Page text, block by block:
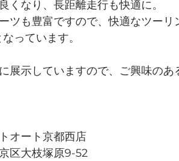
くなり、長距離走行も快適に。
ツも豊富ですので、快適なツー
っています。
展示していますので、ご興味の
オート京都西店
区大枝塚原9-52